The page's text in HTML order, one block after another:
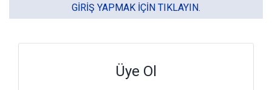
GIRIŞ YAPMAK IÇIN TIKLAYIN.
Üye Ol